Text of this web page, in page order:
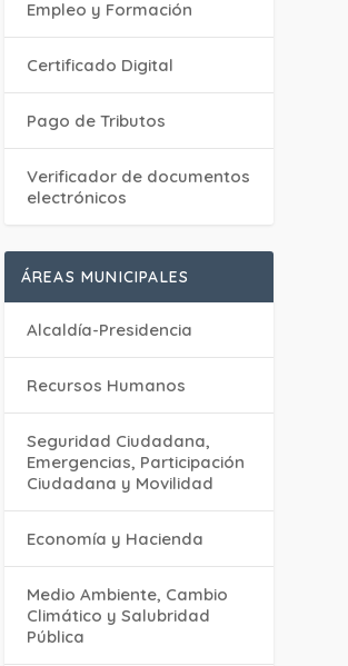
Empleo y Formación
Certificado Digital
Pago de Tributos
Verificador de documentos
electrónicos
ÁREAS MUNICIPALES
Alcaldía-Presidencia
Recursos Humanos
Seguridad Ciudadana,
Emergencias, Participación
Ciudadana y Movilidad
Economía y Hacienda
Medio Ambiente, Cambio
Climático y Salubridad
Pública